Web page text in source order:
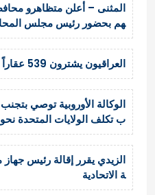
المثنى – أعلن متظاهرو
هم بحضور رئيس مجلس
العراقيون يشترون 539 عقاراً في تركيا خلال 6 أشهر
الوكالة الأوروبية توصي
ب تكلف الولايات المتحدة نحو 37 مليار دولار
الزيدي يقرر إقالة رئيس
ة الاتحادية